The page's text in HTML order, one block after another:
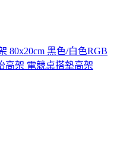
80x20cm 黑色/白色RGB
高架 電競桌搭墊高架